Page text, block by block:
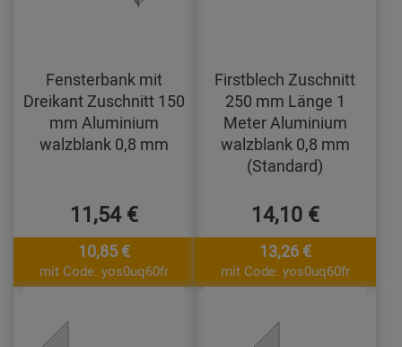
Fensterbank mit
Dreikant Zuschnitt 150
mm Aluminium
walzblank 0,8 mm
11,54 €
10,85 €
mit Code: yos0uq60fr
Firstblech Zuschnitt
250 mm Länge 1
Meter Aluminium
walzblank 0,8 mm
(Standard)
14,10 €
13,26 €
mit Code: yos0uq60fr